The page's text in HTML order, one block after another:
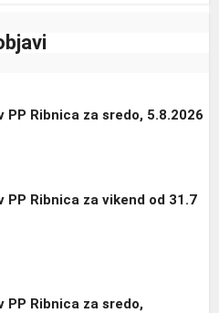
Ribnica za sredo, 5.8.2026
Ribnica za vikend od 31.7
Ribnica za sredo,